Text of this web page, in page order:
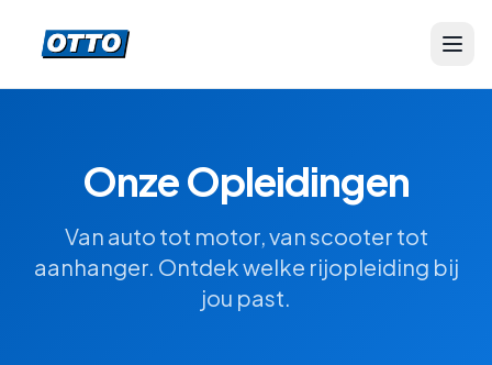
Onze Opleidingen
Van auto tot motor, van scooter tot
aanhanger. Ontdek welke rijopleiding bij
jou past.